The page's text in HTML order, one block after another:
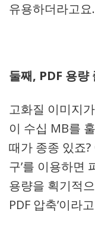
유용하더라고요.
둘째, PDF 용량
고화질 이미지
이 수십 MB를
때가 종종 있죠?
구’를 이용하면
용량을 획기적
PDF 압축’이라